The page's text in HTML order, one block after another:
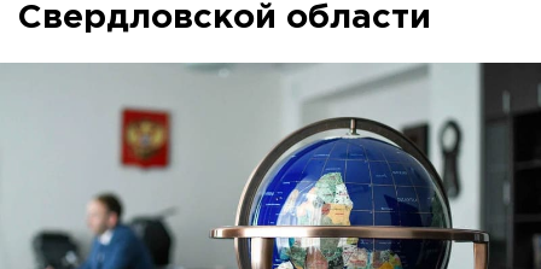
Свердловской области